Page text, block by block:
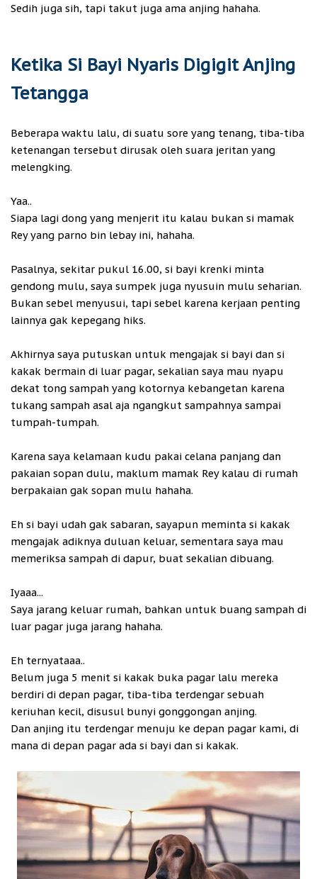
Sedih juga sih, tapi takut juga ama anjing hahaha.
Ketika Si Bayi Nyaris Digigit Anjing
Tetangga
Beberapa waktu lalu, di suatu sore yang tenang, tiba-tiba
ketenangan tersebut dirusak oleh suara jeritan yang
melengking.
Yaa..
Siapa lagi dong yang menjerit itu kalau bukan si mamak
Rey yang parno bin lebay ini, hahaha.
Pasalnya, sekitar pukul 16.00, si bayi krenki minta
gendong mulu, saya sumpek juga nyusuin mulu seharian.
Bukan sebel menyusui, tapi sebel karena kerjaan penting
lainnya gak kepegang hiks.
Akhirnya saya putuskan untuk mengajak si bayi dan si
kakak bermain di luar pagar, sekalian saya mau nyapu
dekat tong sampah yang kotornya kebangetan karena
tukang sampah asal aja ngangkut sampahnya sampai
tumpah-tumpah.
Karena saya kelamaan kudu pakai celana panjang dan
pakaian sopan dulu, maklum mamak Rey kalau di rumah
berpakaian gak sopan mulu hahaha.
Eh si bayi udah gak sabaran, sayapun meminta si kakak
mengajak adiknya duluan keluar, sementara saya mau
memeriksa sampah di dapur, buat sekalian dibuang.
Iyaaa...
Saya jarang keluar rumah, bahkan untuk buang sampah di
luar pagar juga jarang hahaha.
Eh ternyataaa..
Belum juga 5 menit si kakak buka pagar lalu mereka
berdiri di depan pagar, tiba-tiba terdengar sebuah
keriuhan kecil, disusul bunyi gonggongan anjing.
Dan anjing itu terdengar menuju ke depan pagar kami, di
mana di depan pagar ada si bayi dan si kakak.